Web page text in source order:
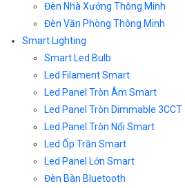
Đèn Nhà Xưởng Thông Minh
Đèn Văn Phòng Thông Minh
Smart Lighting
Smart Led Bulb
Led Filament Smart
Led Panel Tròn Âm Smart
Led Panel Tròn Dimmable 3CCT
Led Panel Tròn Nổi Smart
Led Ốp Trần Smart
Led Panel Lớn Smart
Đèn Bàn Bluetooth